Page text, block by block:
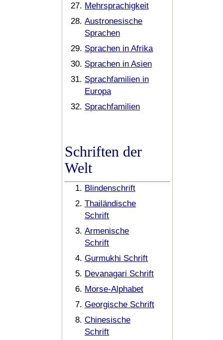
Mehrsprachigkeit
Austronesische
Sprachen
Sprachen in Afrika
Sprachen in Asien
Sprachfamilien in
Europa
Sprachfamilien
Schriften der
Welt
Blindenschrift
Thailändische
Schrift
Armenische
Schrift
Gurmukhi Schrift
Devanagari Schrift
Morse-Alphabet
Georgische Schrift
Chinesische
Schrift